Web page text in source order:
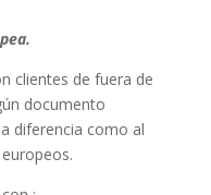
clientes de fuera de
documento
diferencia como al